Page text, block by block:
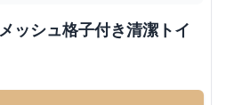
ッシュ格子付き清潔トイ